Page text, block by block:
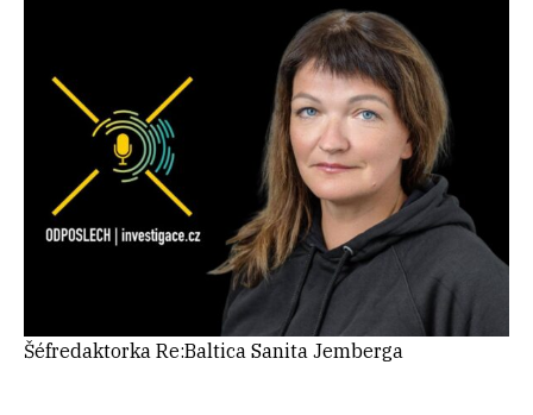
Šéfredaktorka Re:Baltica Sanita Jemberga